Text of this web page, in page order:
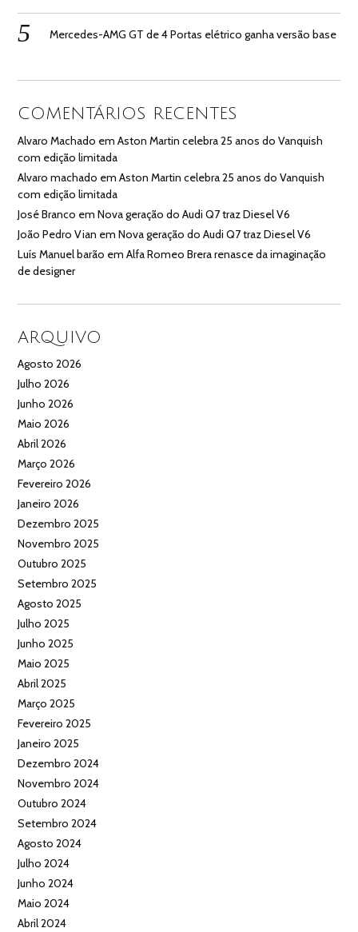
Mercedes-AMG GT de 4 Portas elétrico ganha versão base
COMENTÁRIOS RECENTES
Alvaro Machado emAston Martin celebra 25 anos do Vanquish
com edição limitada
Alvaro machado emAston Martin celebra 25 anos do Vanquish
com edição limitada
José Branco emNova geração do Audi Q7 traz Diesel V6
João Pedro Vian emNova geração do Audi Q7 traz Diesel V6
Luís Manuel barão emAlfa Romeo Brera renasce da imaginação
de designer
ARQUIVO
Agosto 2026
Julho 2026
Junho 2026
Maio 2026
Abril 2026
Março 2026
Fevereiro 2026
Janeiro 2026
Dezembro 2025
Novembro 2025
Outubro 2025
Setembro 2025
Agosto 2025
Julho 2025
Junho 2025
Maio 2025
Abril 2025
Março 2025
Fevereiro 2025
Janeiro 2025
Dezembro 2024
Novembro 2024
Outubro 2024
Setembro 2024
Agosto 2024
Julho 2024
Junho 2024
Maio 2024
Abril 2024